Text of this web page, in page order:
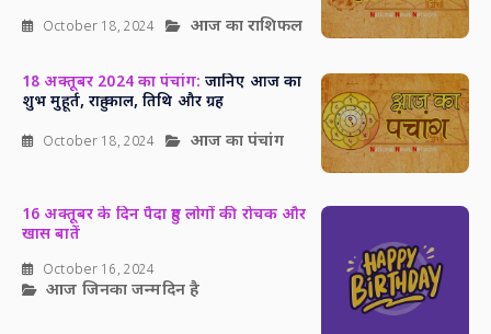
October 18, 2024 आज का राशिफल
18 अक्तूबर 2024 का पंचांग: जानिए आज का
शुभ मुहूर्त, राहु काल, तिथि और ग्रह
October 18, 2024 आज का पंचांग
16 अक्तूबर के दिन पैदा हुए लोगों की रोचक और
खास बातें
October 16, 2024
आज जिनका जन्मदिन है